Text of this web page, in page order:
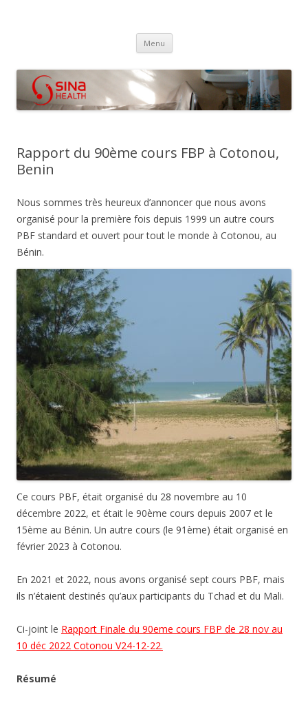
Menu Aller
contenu
Rapport du 90ème cours FBP à Cotonou,
Benin
Nous sommes très heureux d’annoncer que nous avons
organisé pour la première fois depuis 1999 un autre cours
PBF standard et ouvert pour tout le monde à Cotonou, au
Bénin.
Ce cours PBF, était organisé du 28 novembre au 10
décembre 2022, et était le 90ème cours depuis 2007 et le
15ème au Bénin. Un autre cours (le 91ème) était organisé en
février 2023 à Cotonou.
En 2021 et 2022, nous avons organisé sept cours PBF, mais
ils n’étaient destinés qu’aux participants du Tchad et du Mali.
Ci-joint le Rapport Finale du 90eme cours FBP de 28 nov au
10 déc 2022 Cotonou V24-12-22.
Résumé